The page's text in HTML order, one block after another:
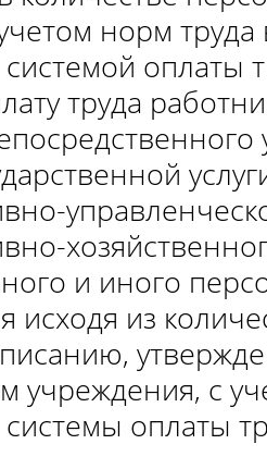
норм труда
оплаты
труда
и иного
исходя из
учреждения, с
оплаты